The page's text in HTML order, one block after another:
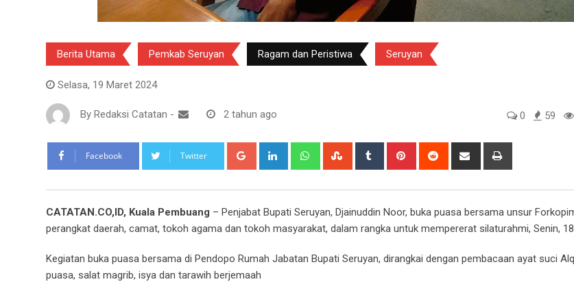
Berita Utama Pemkab Seruyan Ragam dan Peristiwa Seruyan
Selasa, 19 Maret 2024
By Redaksi Catatan - 2 tahun ago 0 59
Facebook Twitter Google+ LinkedIn WhatsappStumbleUpon
Tumblr Pinterest Reddit
Share
CATATAN.CO,ID, Kuala Pembuang – Penjabat Bupati Seruyan, Djainuddin Noor, buka puasa bersama unsur
perangkat daerah, camat, tokoh agama dan tokoh masyarakat, dalam rangka untuk mempererat silaturahmi, Senin,
Kegiatan buka puasa bersama di Pendopo Rumah Jabatan Bupati Seruyan, dirangkai dengan pembacaan ayat suci
puasa, salat magrib, isya dan tarawih berjemaah